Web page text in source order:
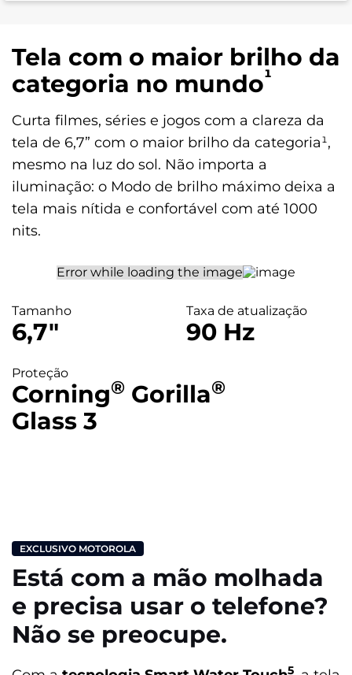
Sistema Operacional
Android 15
Memória RAM
4GB RAM + 8GB RAM Boost*
Armazenamento Total: 256 GB
Armazenamento Disponivel: 238 GB
Tela de 6,7" HD+ (720 x 1612) | IPS | 90 Hz
Tamanho da bateria
5200 mAh
Acelerômetro
Proximidade
Luz Ambiente
Desbloqueio facial
Impressão Digital na lateral
Tela com o maior brilho da
categoria no mundo¹
Curta filmes, séries e jogos com a clareza da
tela de 6,7” com o maior brilho da categoria¹,
mesmo na luz do sol. Não importa a
iluminação: o Modo de brilho máximo deixa a
tela mais nítida e confortável com até 1000
nits.
6,7″
Tamanho
90 Hz
Taxa de atualização
Corning® Gorilla®
Glass 3
Proteção
EXCLUSIVO MOTOROLA
Está com a mão molhada
e precisa usar o telefone?
Não se preocupe.
5